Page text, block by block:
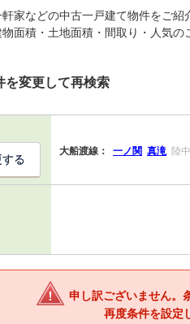
家などの中古一戸建て物件をご
面積・土地面積・間取り・人気
を変更して再検索
大船渡線： 一ノ関 真滝 陸
る
申し訳ございません。
再度条件を設定